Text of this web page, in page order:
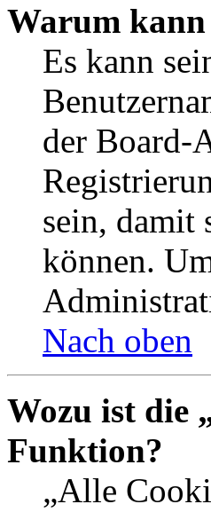
Warum
Es kann
der Board-
sein, damit
können.
Nach oben
Wozu ist die
Funktion?
„Alle